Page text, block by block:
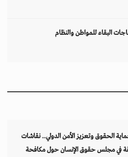
البقاء للمواطن والنظام
الحقوق وتعزيز الأمن الدولي.. نقاشات
في مجلس حقوق الإنسان حول مكافحة